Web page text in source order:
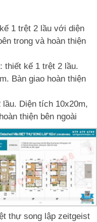
1 trệt 2 lầu với diện
trong và hoàn thiện
thiết kế 1 trệt 2 lầu.
Bàn giao hoàn thiện
Diện tích 10x20m,
thiện bên ngoài
thự song lập zeitgeist